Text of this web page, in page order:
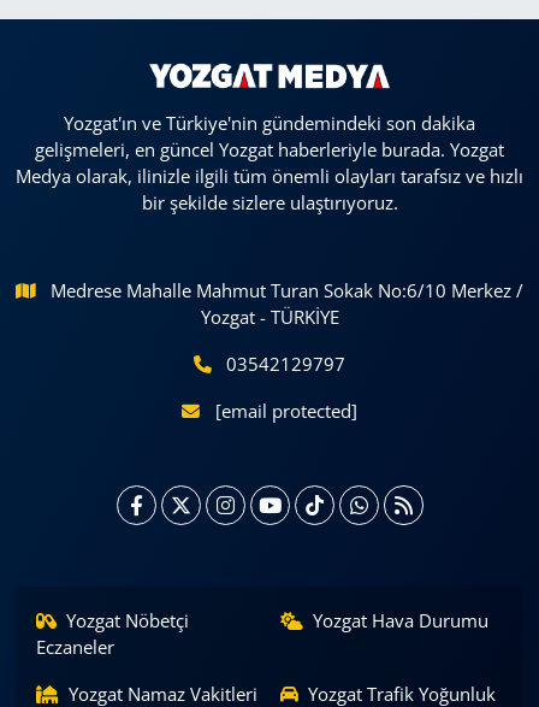
Yozgat'ın ve Türkiye'nin gündemindeki son dakika
gelişmeleri, en güncel Yozgat haberleriyle burada. Yozgat
Medya olarak, ilinizle ilgili tüm önemli olayları tarafsız ve hızlı
bir şekilde sizlere ulaştırıyoruz.
Medrese Mahalle Mahmut Turan Sokak No:6/10 Merkez /
Yozgat - TÜRKİYE
03542129797
[email protected]
Yozgat Nöbetçi
Eczaneler
Yozgat Hava Durumu
Yozgat Namaz Vakitleri
Yozgat Trafik Yoğunluk